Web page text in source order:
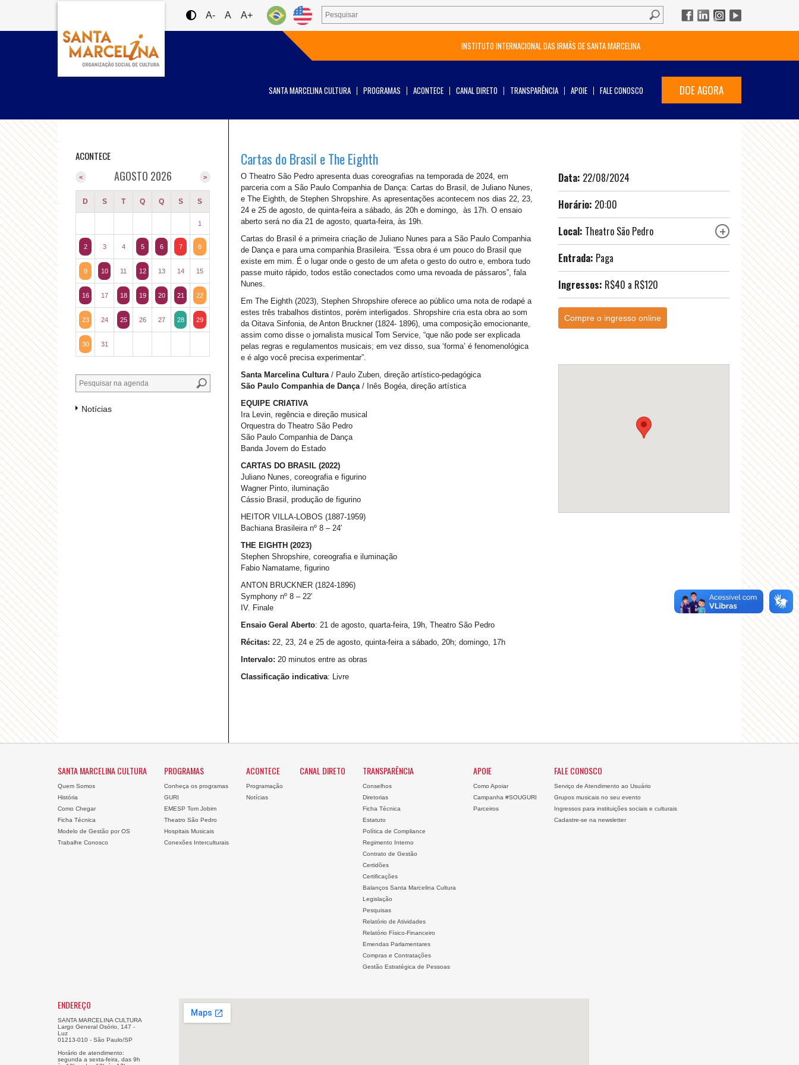
A- A A+
INSTITUTO INTERNACIONAL DAS IRMÃS DE SANTA MARCELINA
DOE AGORA
SANTA MARCELINA CULTURA PROGRAMAS ACONTECE CANAL DIRETO TRANSPARÊNCIA APOIE FALE CONOSCO
Cartas do Brasil e The Eighth
O Theatro São Pedro apresenta duas coreografias na temporada de 2024, em
parceria com a São Paulo Companhia de Dança: Cartas do Brasil, de Juliano Nunes,
e The Eighth, de Stephen Shropshire. As apresentações acontecem nos dias 22, 23,
24 e 25 de agosto, de quinta-feira a sábado, ás 20h e domingo, às 17h. O ensaio
aberto será no dia 21 de agosto, quarta-feira, às 19h.
Cartas do Brasil é a primeira criação de Juliano Nunes para a São Paulo Companhia
de Dança e para uma companhia Brasileira. “Essa obra é um pouco do Brasil que
existe em mim. É o lugar onde o gesto de um afeta o gesto do outro e, embora tudo
passe muito rápido, todos estão conectados como uma revoada de pássaros”, fala
Nunes.
Em The Eighth (2023), Stephen Shropshire oferece ao público uma nota de rodapé a
estes três trabalhos distintos, porém interligados. Shropshire cria esta obra ao som
da Oitava Sinfonia, de Anton Bruckner (1824- 1896), uma composição emocionante,
assim como disse o jornalista musical Tom Service, “que não pode ser explicada
pelas regras e regulamentos musicais; em vez disso, sua ‘forma’ é fenomenológica
e é algo você precisa experimentar”.
Santa Marcelina Cultura/ Paulo Zuben, direção artístico-pedagógica
São Paulo Companhia de Dança/ Inês Bogéa, direção artística
EQUIPE CRIATIVA
Ira Levin, regência e direção musical
Orquestra do Theatro São Pedro
São Paulo Companhia de Dança
Banda Jovem do Estado
CARTAS DO BRASIL (2022)
Juliano Nunes, coreografia e figurino
Wagner Pinto, iluminação
Cássio Brasil, produção de figurino
HEITOR VILLA-LOBOS (1887-1959)
Bachiana Brasileira nº 8 – 24′
THE EIGHTH (2023)
Stephen Shropshire, coreografia e iluminação
Fabio Namatame, figurino
ANTON BRUCKNER (1824-1896)
Symphony nº 8 – 22′
IV. Finale
Ensaio Geral Aberto: 21 de agosto, quarta-feira, 19h, Theatro São Pedro
Récitas: 22, 23, 24 e 25 de agosto, quinta-feira a sábado, 20h; domingo, 17h
Intervalo: 20 minutos entre as obras
Classificação indicativa: Livre
Data: 22/08/2024
Horário: 20:00
Local: Theatro São Pedro
Entrada: Paga
Ingressos: R$40 a R$120
Compre o ingresso online
ACONTECE
AGOSTO 2026 >
<
D S T Q Q S S
1
2 3 4 5 6 7 8
9 10 11 12 13 14 15
16 17 18 19 20 21 22
23 24 25 26 27 28 29
30 31
Notícias
SANTA MARCELINA CULTURA
Quem Somos
História
Como Chegar
Ficha Técnica
Modelo de Gestão por OS
Trabalhe Conosco
PROGRAMAS
Conheça os programas
GURI
EMESP Tom Jobim
Theatro São Pedro
Hospitais Musicais
Conexões Interculturais
ACONTECE
Programação
Notícias
CANAL DIRETO TRANSPARÊNCIA
Conselhos
Diretorias
Ficha Técnica
Estatuto
Política de Compliance
Regimento Interno
Contrato de Gestão
Certidões
Certificações
Balanços Santa Marcelina Cultura
Legislação
Pesquisas
Relatório de Atividades
Relatório Físico-Financeiro
Emendas Parlamentares
Compras e Contratações
Gestão Estratégica de Pessoas
APOIE
Como Apoiar
Campanha #SOUGURI
Parceiros
FALE CONOSCO
Serviço de Atendimento ao Usuário
Grupos musicais no seu evento
Ingressos para instituições sociais e culturais
Cadastre-se na newsletter
ENDEREÇO
SANTA MARCELINA CULTURA
Largo General Osório, 147 -
Luz
01213-010 - São Paulo/SP
Horário de atendimento:
segunda a sexta-feira, das 9h